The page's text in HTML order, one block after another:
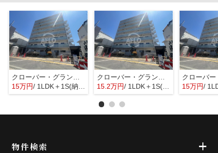
15万円/ 1LDK＋1S(納戸)
15.2万円/ 1LDK＋1S(納戸) 15万円/
物件検索